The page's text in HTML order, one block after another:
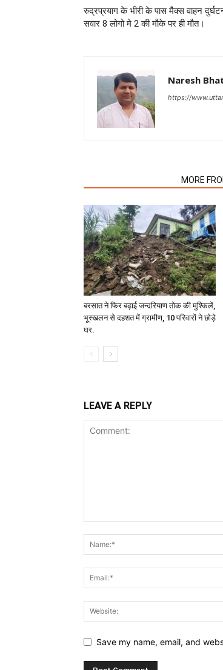
रुद्रप्रयाग के भीरी के पास मैक्स वाहन
सवार 8 लोगो मे 2 की मौके पर ही मौत।
Naresh
https://
MORE
बरसात ने फिर बढ़ाई जन्दरियाण तोक की मुश्किलें,
भूस्खलन से दहशत में ग्रामीण, 10 परिवारों ने छोड़े
घर.
LEAVE A REPLY
Save my name, email, and